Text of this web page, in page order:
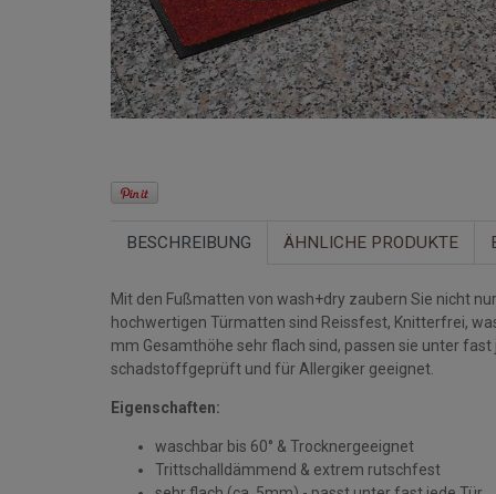
BESCHREIBUNG ÄHNLICHE PRODUKTE
Mit den Fußmatten von wash+dry zaubern Sie nicht
hochwertigen Türmatten sind Reissfest, Knitterfrei,
mm Gesamthöhe sehr flach sind, passen sie unter
schadstoffgeprüft und für Allergiker geeignet.
Eigenschaften:
waschbar bis 60° & Trocknergeeignet
Trittschalldämmend & extrem rutschfest